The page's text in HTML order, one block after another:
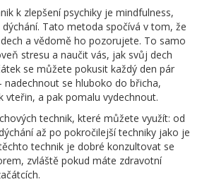
k zlepšení psychiky je mindfulness,
Tato metoda spočívá v tom, že
a vědomě ho pozorujete. To samo
stresu a naučit vás, jak svůj dech
se můžete pokusit každý den pár
se hluboko do břicha,
vteřin, a pak pomalu vydechnout.
technik, které můžete využít: od
až po pokročilejší techniky jako je
technik je dobré konzultovat se
zvláště pokud máte zdravotní